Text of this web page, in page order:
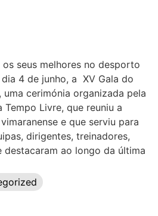
os seus melhores no desporto
4 de junho, a XV Gala do
cerimónia organizada pela
Tempo Livre, que reuniu a
e que serviu para
dirigentes, treinadores,
destacaram ao longo da última